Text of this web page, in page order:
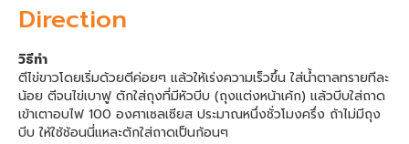
Direction
วิธีทำ
ตีไข่ขาวโดยเริ่มด้วยตีค่อยๆ แล้วให้เร่งความเร็วขึ้น ใส่น้ำตาลทรายทีละ
น้อย ตีจนไข่เบาฟู ตักใส่ถุงที่มีหัวบีบ (ถุงแต่งหน้าเค้ก) แล้วบีบใส่ถาด
เข้าเตาอบไฟ 100 องศาเซลเซียส ประมาณหนึ่งชั่วโมงครึ่ง ถ้าไม่มีถุง
บีบ ให้ใช้ช้อนนี่แหละตักใส่ถาดเป็นก้อนๆ